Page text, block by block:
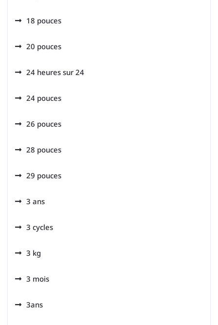
18 pouces
20 pouces
24 heures sur 24
24 pouces
26 pouces
28 pouces
29 pouces
3 ans
3 cycles
3 kg
3 mois
3ans